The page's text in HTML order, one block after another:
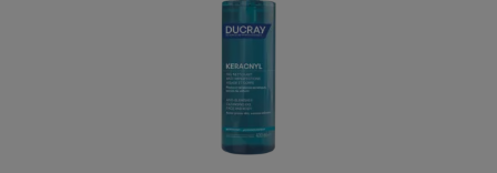
imperfections
visage
et
corps